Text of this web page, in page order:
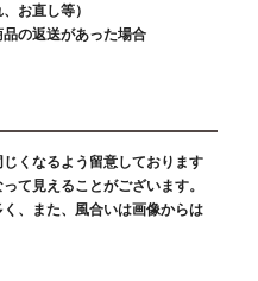
お直し等）
の返送があった場合
くなるよう留意しております
て見えることがございます。
、また、風合いは画像からは